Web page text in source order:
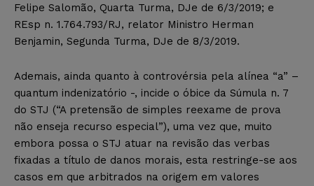
Felipe Salomão, Quarta Turma, DJe de 6/3/2019; e
REsp n. 1.764.793/RJ, relator Ministro Herman
Benjamin, Segunda Turma, DJe de 8/3/2019.
Ademais, ainda quanto à controvérsia pela alínea “a” –
quantum indenizatório -, incide o óbice da Súmula n. 7
do STJ (“A pretensão de simples reexame de prova
não enseja recurso especial”), uma vez que, muito
embora possa o STJ atuar na revisão das verbas
fixadas a título de danos morais, esta restringe-se aos
casos em que arbitrados na origem em valores